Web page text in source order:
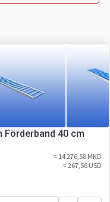
Förderband 40 cm
≈ 14 276,58 MKD
≈ 267,56 USD